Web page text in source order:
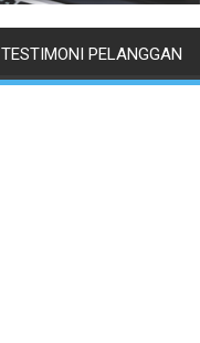
TESTIMONI PELANGGAN